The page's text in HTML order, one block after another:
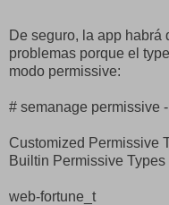
De seguro, la app habrá
problemas porque el
modo permissive:
# semanage permissive -l
Customized Permissive
Builtin Permissive Types
web-fortune_t